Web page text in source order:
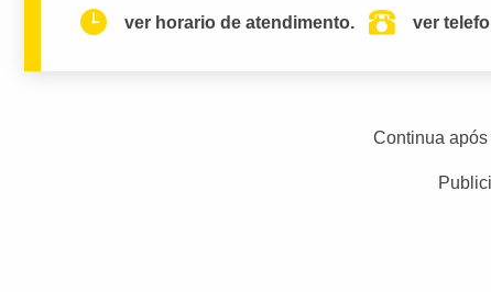
ver horario de atendimento. ver
Continua